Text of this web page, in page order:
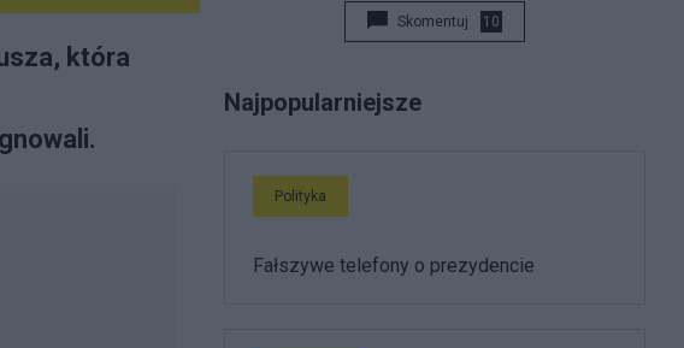
która
Skomentuj 10
Najpopularniejsze
Polityka
Fałszywe telefony o prezydencie